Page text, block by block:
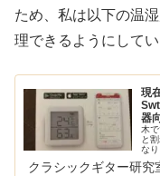
ため、私は以下の温
理できるようにして
現
器
木
と
な
度
せ
クラシックギター研究